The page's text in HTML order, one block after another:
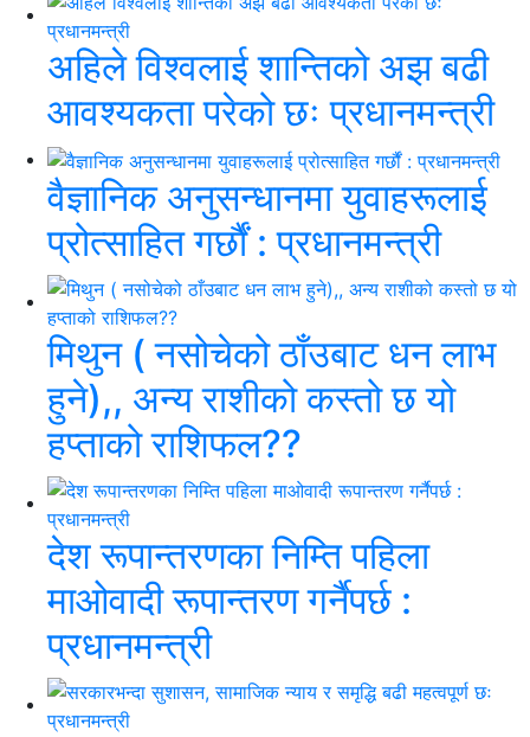
अहिले विश्वलाई शान्तिको अझ बढी
आवश्यकता परेको छः प्रधानमन्त्री
वैज्ञानिक अनुसन्धानमा युवाहरूलाई
प्रोत्साहित गर्छौं : प्रधानमन्त्री
मिथुन ( नसोचेको ठाँउबाट धन लाभ
हुने),, अन्य राशीको कस्तो छ यो
हप्ताको राशिफल??
देश रूपान्तरणका निम्ति पहिला
माओवादी रूपान्तरण गर्नैपर्छ :
प्रधानमन्त्री